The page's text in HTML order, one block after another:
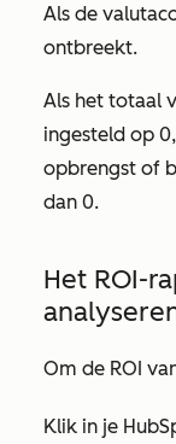
Als de
ontbreekt.
Als het totaal
ingesteld op
opbrengst of
dan 0.
Het ROI-
Om de ROI
Klik in je